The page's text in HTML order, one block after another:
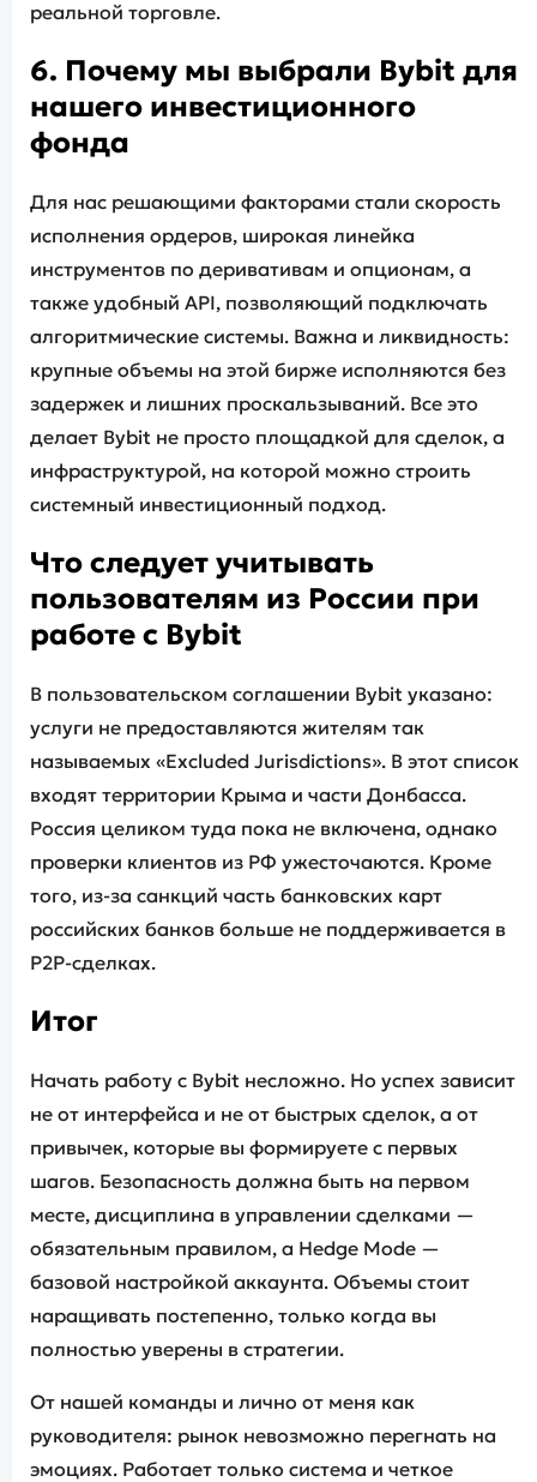
реальной торговле.
6. Почему мы выбрали Bybit для
нашего инвестиционного
фонда
Для нас решающими факторами стали скорость
исполнения ордеров, широкая линейка
инструментов по деривативам и опционам, а
также удобный API, позволяющий подключать
алгоритмические системы. Важна и ликвидность:
крупные объемы на этой бирже исполняются без
задержек и лишних проскальзываний. Все это
делает Bybit не просто площадкой для сделок, а
инфраструктурой, на которой можно строить
системный инвестиционный подход.
Что следует учитывать
пользователям из России при
работе с Bybit
В пользовательском соглашении Bybit указано:
услуги не предоставляются жителям так
называемых «Excluded Jurisdictions». В этот список
входят территории Крыма и части Донбасса.
Россия целиком туда пока не включена, однако
проверки клиентов из РФ ужесточаются. Кроме
того, из-за санкций часть банковских карт
российских банков больше не поддерживается в
P2P-сделках.
Итог
Начать работу с Bybit несложно. Но успех зависит
не от интерфейса и не от быстрых сделок, а от
привычек, которые вы формируете с первых
шагов. Безопасность должна быть на первом
месте, дисциплина в управлении сделками —
обязательным правилом, а Hedge Mode —
базовой настройкой аккаунта. Объемы стоит
наращивать постепенно, только когда вы
полностью уверены в стратегии.
От нашей команды и лично от меня как
руководителя: рынок невозможно перегнать на
эмоциях. Работает только система и четкое